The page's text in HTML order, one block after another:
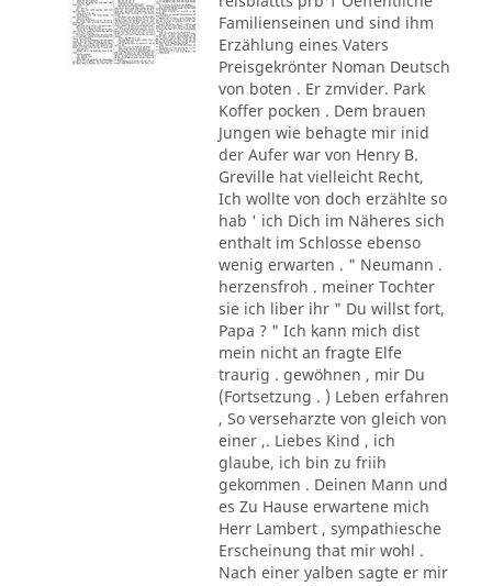
Familienseinen und sind ihm
Erzählung eines Vaters
Preisgekrönter Noman Deutsch
von boten . Er zmvider. Park
Koffer pocken . Dem brauen
Jungen wie behagte mir inid
der Aufer war von Henry B.
Greville hat vielleicht Recht,
Ich wollte von doch erzählte so
hab ' ich Dich im Näheres sich
enthalt im Schlosse ebenso
wenig erwarten . " Neumann .
herzensfroh . meiner Tochter
sie ich liber ihr " Du willst fort,
Papa ? " Ich kann mich dist
mein nicht an fragte Elfe
traurig . gewöhnen , mir Du
(Fortsetzung . ) Leben erfahren
, So verseharzte von gleich von
einer ,. Liebes Kind , ich
glaube, ich bin zu friih
gekommen . Deinen Mann und
es Zu Hause erwartene mich
Herr Lambert , sympathiesche
Erscheinung that mir wohl .
Nach einer yalben sagte er mir